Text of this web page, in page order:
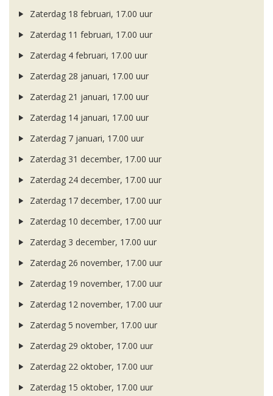
Zaterdag 18 februari, 17.00 uur
Zaterdag 11 februari, 17.00 uur
Zaterdag 4 februari, 17.00 uur
Zaterdag 28 januari, 17.00 uur
Zaterdag 21 januari, 17.00 uur
Zaterdag 14 januari, 17.00 uur
Zaterdag 7 januari, 17.00 uur
Zaterdag 31 december, 17.00 uur
Zaterdag 24 december, 17.00 uur
Zaterdag 17 december, 17.00 uur
Zaterdag 10 december, 17.00 uur
Zaterdag 3 december, 17.00 uur
Zaterdag 26 november, 17.00 uur
Zaterdag 19 november, 17.00 uur
Zaterdag 12 november, 17.00 uur
Zaterdag 5 november, 17.00 uur
Zaterdag 29 oktober, 17.00 uur
Zaterdag 22 oktober, 17.00 uur
Zaterdag 15 oktober, 17.00 uur